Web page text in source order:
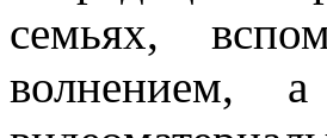
семьях,
волнением,